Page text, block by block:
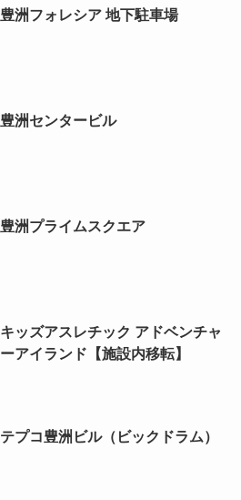
豊洲フォレシア 地下駐車場
豊洲センタービル
豊洲プライムスクエア
キッズアスレチック アドベンチャ
ーアイランド【施設内移転】
テプコ豊洲ビル（ビックドラム）